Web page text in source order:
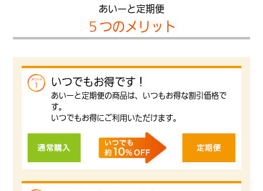
あいーと定期便
５つのメリット
いつでもお得です！
あいーと定期便の商品は、いつもお得な割引価格で
す。
いつでもお得にご利用いただけます。